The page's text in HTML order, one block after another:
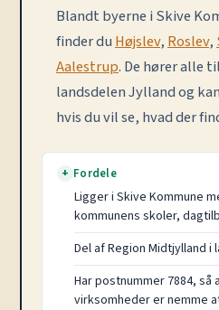
Blandt byerne i Skive
finder duHøjslev,Roslev,
Aalestrup. De hører alle
landsdelen Jylland og
hvis du vil se, hvad der
+ Fordele
Ligger i Skive Kommune
kommunens skoler,
Del af Region Midtjylland i
Har postnummer 7884,
virksomheder er nemme